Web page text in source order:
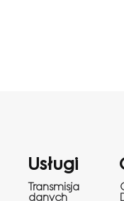
Usługi
Transmisja
danych